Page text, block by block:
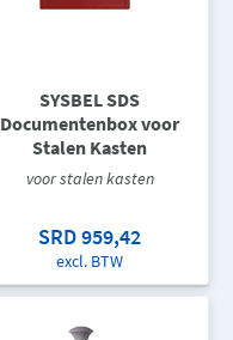
SYSBEL SDS
Documentenbox voor
Stalen Kasten
voor stalen kasten
SRD 959,42
excl. BTW